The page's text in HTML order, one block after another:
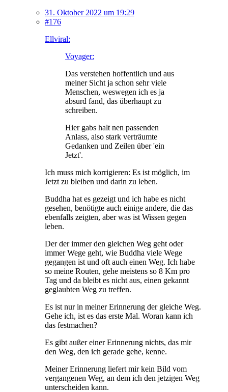
31. Oktober 2022 um 19:29
#176
Ellviral:
Voyager:
Das verstehen hoffentlich und aus
meiner Sicht ja schon sehr viele
Menschen, weswegen ich es ja
absurd fand, das überhaupt zu
schreiben.
Hier gabs halt nen passenden
Anlass, also stark verträumte
Gedanken und Zeilen über 'ein
Jetzt'.
Ich muss mich korrigieren: Es ist möglich, im
Jetzt zu bleiben und darin zu leben.
Buddha hat es gezeigt und ich habe es nicht
gesehen, benötigte auch einige andere, die das
ebenfalls zeigten, aber was ist Wissen gegen
leben.
Der der immer den gleichen Weg geht oder
immer Wege geht, wie Buddha viele Wege
gegangen ist und oft auch einen Weg. Ich habe
so meine Routen, gehe meistens so 8 Km pro
Tag und da bleibt es nicht aus, einen gekannt
geglaubten Weg zu treffen.
Es ist nur in meiner Erinnerung der gleiche Weg.
Gehe ich, ist es das erste Mal. Woran kann ich
das festmachen?
Es gibt außer einer Erinnerung nichts, das mir
den Weg, den ich gerade gehe, kenne.
Meiner Erinnerung liefert mir kein Bild vom
vergangenen Weg, an dem ich den jetzigen Weg
unterscheiden kann.